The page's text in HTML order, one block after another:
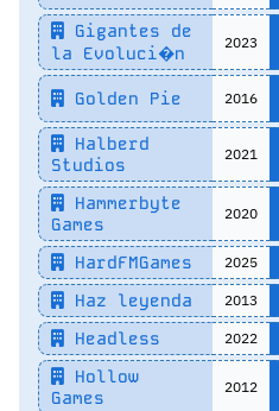
Gigantes de
la Evoluci�n
2023
Golden Pie 2016
Halberd
Studios
2021
Hammerbyte
Games
2020
HardFMGames 2025
Haz leyenda 2013
Headless 2022
Hollow
Games
2012